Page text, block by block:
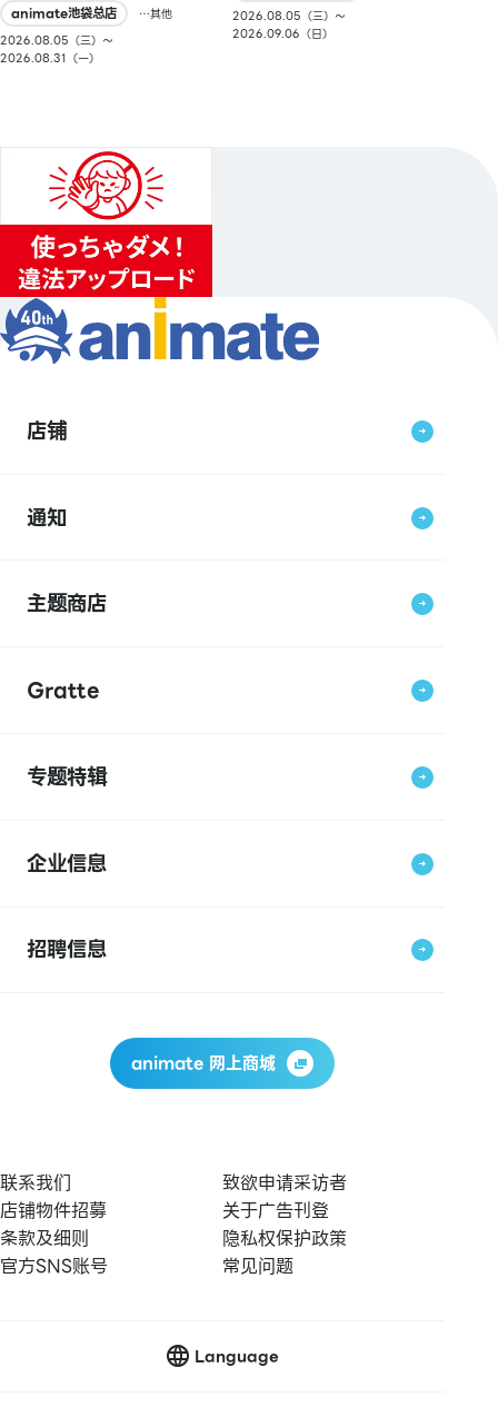
animate池袋总店
…其他
2026.08.05（三）〜
2026.08.31（一）
2026.08.05（三）〜
2026.09.06（日）
店铺
通知
主题商店
Gratte
专题特辑
企业信息
招聘信息
animate 网上商城
联系我们
致欲申请采访者
店铺物件招募
关于广告刊登
条款及细则
隐私权保护政策
官方SNS账号
常见问题
Language